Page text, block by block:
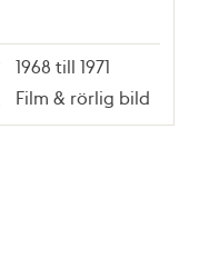
1968 till 1971
Film & rörlig bild